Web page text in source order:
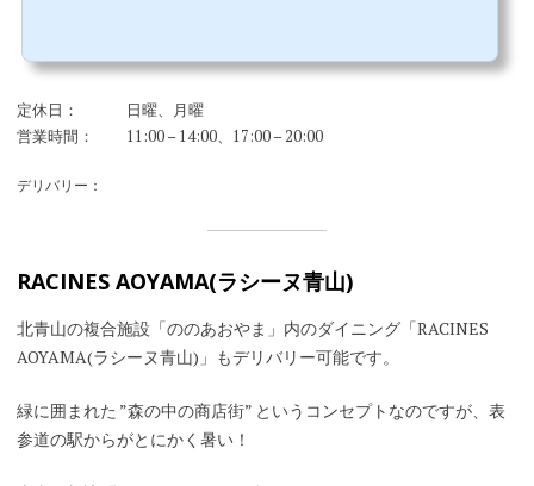
定休日：
営業時間：
デリバリー：
日曜、月曜
11:00 – 14:00、17:00 – 20:00
RACINES AOYAMA(ラシーヌ青山)
北青山の複合施設「ののあおやま」内のダイニング「RACINES
AOYAMA(ラシーヌ青山)」もデリバリー可能です。
緑に囲まれた ”森の中の商店街” というコンセプトなのですが、表
参道の駅からがとにかく暑い！